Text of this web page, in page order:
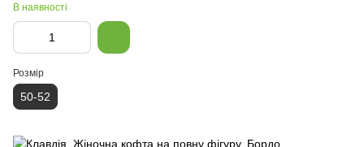
В наявності
Розмір
50-52